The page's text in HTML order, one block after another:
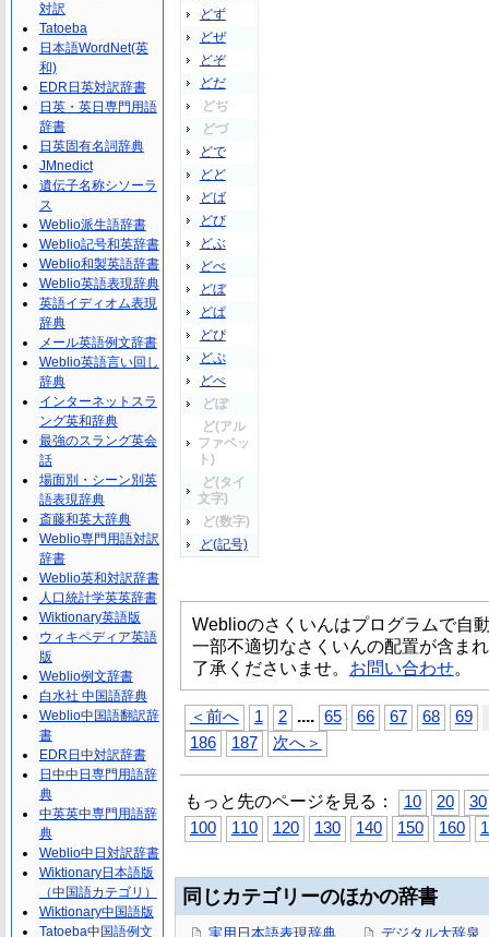
どず
どぜ
どぞ
どだ
どぢ
どづ
どで
どど
どば
どび
どぶ
どべ
どぼ
どぱ
どぴ
どぷ
どぺ
どぽ
ど(アル
ファベッ
ト)
ど(タイ
文字)
ど(数字)
ど(記号)
Weblioのさくいんはプログラムで自
一部不適切なさくいんの配置が含ま
了承くださいませ。 お問い合わせ。
＜前へ 1 2 .... 65 66 67 68 69
186
187 次へ＞
もっと先のページを見る： 10 20
30
100
110 120 130 140 150 160
同じカテゴリーのほかの辞書
実用日本語表現辞典 デジタル大辞泉
対訳
Tatoeba
日本語WordNet(英
和)
EDR日英対訳辞書
日英・英日専門用語
辞書
日英固有名詞辞典
JMnedict
遺伝子名称シソーラ
ス
Weblio派生語辞書
Weblio記号和英辞書
Weblio和製英語辞書
Weblio英語表現辞典
英語イディオム表現
辞典
メール英語例文辞書
Weblio英語言い回し
辞典
インターネットスラ
ング英和辞典
最強のスラング英会
話
場面別・シーン別英
語表現辞典
斎藤和英大辞典
Weblio専門用語対訳
辞書
Weblio英和対訳辞書
人口統計学英英辞書
Wiktionary英語版
ウィキペディア英語
版
Weblio例文辞書
白水社 中国語辞典
Weblio中国語翻訳辞
書
EDR日中対訳辞書
日中中日専門用語辞
典
中英英中専門用語辞
典
Weblio中日対訳辞書
Wiktionary日本語版
（中国語カテゴリ）
Wiktionary中国語版
Tatoeba中国語例文